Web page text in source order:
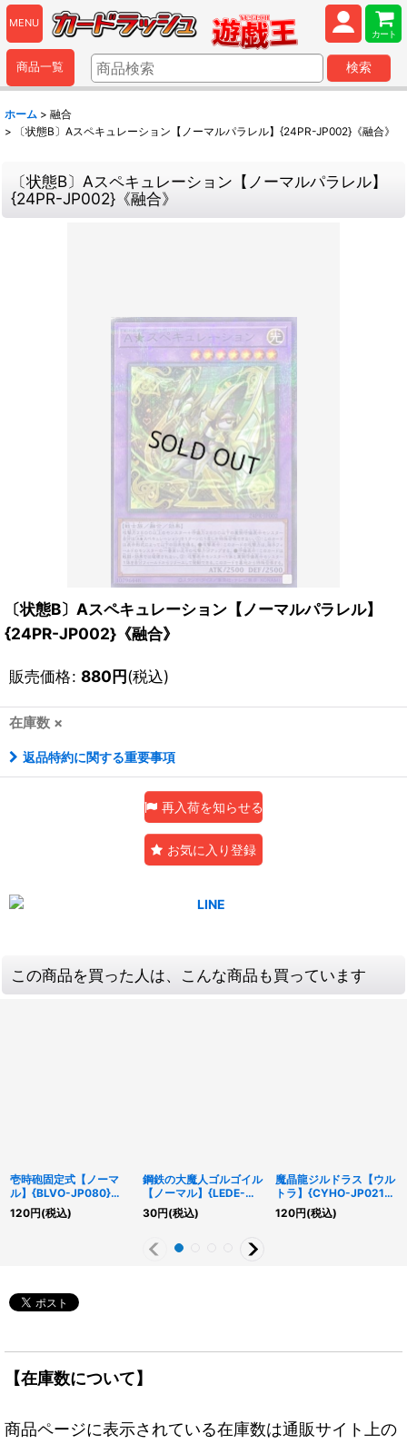
MENU
カート
商品一覧 検索
ホーム > 融合
>
〔状態B〕Aスペキュレーション【ノーマルパラレル】{24PR-JP002}《融合》
〔状態B〕Aスペキュレーション【ノーマルパラレル】
{24PR-JP002}《融合》
〔状態B〕Aスペキュレーション【ノーマルパラレル】
{24PR-JP002}《融合》
販売価格: 880円(税込)
在庫数 ×
返品特約に関する重要事項
再入荷を知らせる
お気に入り登録
この商品を買った人は、こんな商品も買っています
壱時砲固定式【ノーマ
ル】{BLVO-JP080}
《罠》
120円(税込)
鋼鉄の大魔人ゴルゴイル
【ノーマル】{LEDE-
JP026}《モンスター》
30円(税込)
魔晶龍ジルドラス【ウル
トラ】{CYHO-JP021}
《モンスター》
120円(税込)
【在庫数について】
商品ページに表示されている在庫数は通販サイト上の